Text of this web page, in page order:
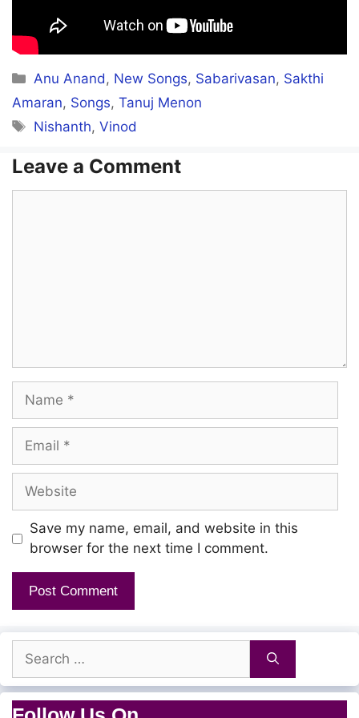
Poonai Pol Nadakum
Naan Meow Khalifa…
Eeramaai Azhaikkum
ECR Injimarappa
Hey! Appleu Nee…
Isaac Newton Naan…
Maama Mela Vizhu
Puvi Eerpa Kudu…
Hey Apple Pola
Naa Solo Illa
Andha Androidu Naan
Naan Bestu Driver
Nee Uber Ola
Categories
Anu Anand, New Songs, Sabarivasan, Sakthi
Amaran, Songs, Tanuj Menon
Tags
Nishanth,Vinod
Leave a Comment
Name
Email
Website
Save my name, email, and website in this
browser for the next time I comment.
Search
for: